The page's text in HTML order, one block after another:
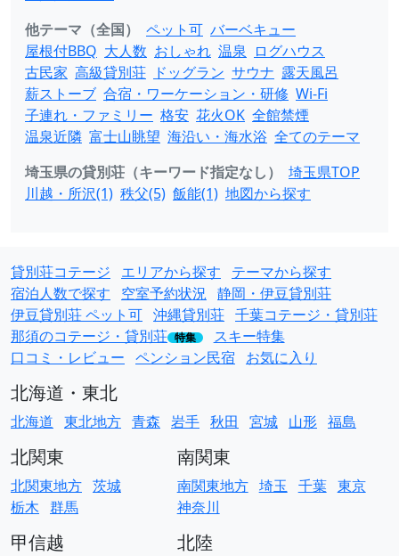
他テーマ（全国）
ペット可 バーベキュー
屋根付BBQ 大人数 おしゃれ 温泉 ログハウス
古民家 高級貸別荘 ドッグラン サウナ 露天風呂
薪ストーブ 合宿・ワーケーション・研修 Wi-Fi
子連れ・ファミリー 格安 花火OK 全館禁煙
温泉近隣 富士山眺望 海沿い・海水浴 全てのテーマ
埼玉県の貸別荘（キーワード指定なし）
埼玉県TOP
川越・所沢(1) 秩父(5) 飯能(1) 地図から探す
貸別荘コテージ エリアから探す
テーマから探す
宿泊人数で探す
空室予約状況 静岡・伊豆貸別荘
伊豆貸別荘 ペット可 沖縄貸別荘 千葉コテージ・貸別荘
那須のコテージ・貸別荘 特集
スキー特集
口コミ・レビュー ペンション民宿 お気に入り
北海道・東北
北海道 東北地方 青森 岩手 秋田 宮城 山形 福島
北関東
北関東地方 茨城
栃木 群馬
南関東
南関東地方 埼玉 千葉 東京
神奈川
甲信越 北陸